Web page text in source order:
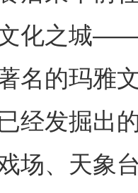
化之城——
名的玛雅
经发掘出
场、天象